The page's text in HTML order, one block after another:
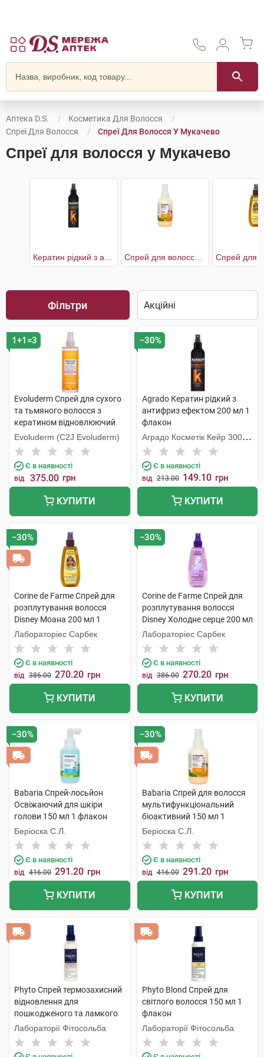
Аптека D.S.
Косметика Для Волосся
Спреї Для Волосся
Спреї Для Волосся У Мукачево
Спреї для волосся у Мукачево
Фільтри
1+1=3
Evoluderm Спрей для сухого
та тьмяного волосся з
кератином відновлюючий
250 мл 1 флакон
Evoluderm (C2J Evoluderm)
Є в наявності
від 375.00 грн
КУПИТИ
−30%
Agrado Кератин рідкий з
антифриз ефектом 200 мл 1
флакон
Аградо Косметік Кейр 3000
С.Л.У.
Є в наявності
від 213.00 149.10 грн
КУПИТИ
−30%
Corine de Farme Спрей для
розплутування волосся
Disney Моана 200 мл 1
флакон
Лабораторіес Сарбек
Є в наявності
від 386.00 270.20 грн
КУПИТИ
−30%
Corine de Farme Спрей для
розплутування волосся
Disney Холодне серце 200 мл
1 флакон
Лабораторіес Сарбек
Є в наявності
від 386.00 270.20 грн
КУПИТИ
−30%
Babaria Спрей-лосьйон
Освіжаючий для шкіри
голови 150 мл 1 флакон
Беріоска С.Л.
Є в наявності
від 416.00 291.20 грн
КУПИТИ
−30%
Babaria Спрей для волосся
мультифункціональний
біоактивний 150 мл 1
флакон
Беріоска С.Л.
Є в наявності
від 416.00 291.20 грн
КУПИТИ
Phyto Спрей термозахисний
відновлення для
пошкодженого та ламкого
волосся 150 мл 1 флакон
Лабораторії Фітосольба
Phyto Blond Спрей для
світлого волосся 150 мл 1
флакон
Лабораторії Фітосольба